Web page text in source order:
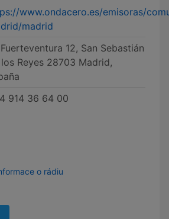
www.ondacero.es/emisoras/
madrid
12, San Sebastián
Reyes 28703 Madrid,
914 36 64 00
o rádiu